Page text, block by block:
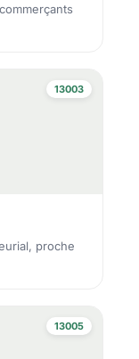
13003
proche
13005